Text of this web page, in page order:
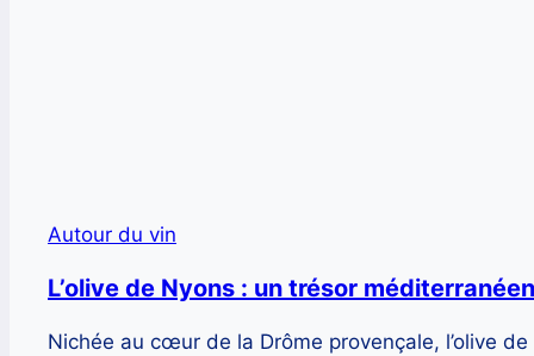
Autour du vin
L’olive de Nyons : un trésor
Nichée au cœur de la Drôme provençale, l’olive